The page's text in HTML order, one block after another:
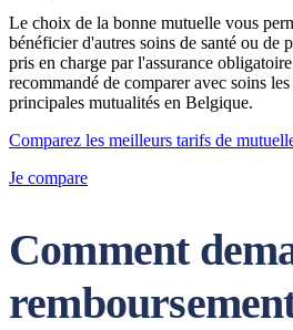
Le choix de la bonne mutuelle vous
bénéficier d'autres soins de santé ou de
pris en charge par l'assurance
recommandé de comparer avec soins
principales mutualités en Belgique.
Comparez les meilleurs tarifs de
Je compare
Comment